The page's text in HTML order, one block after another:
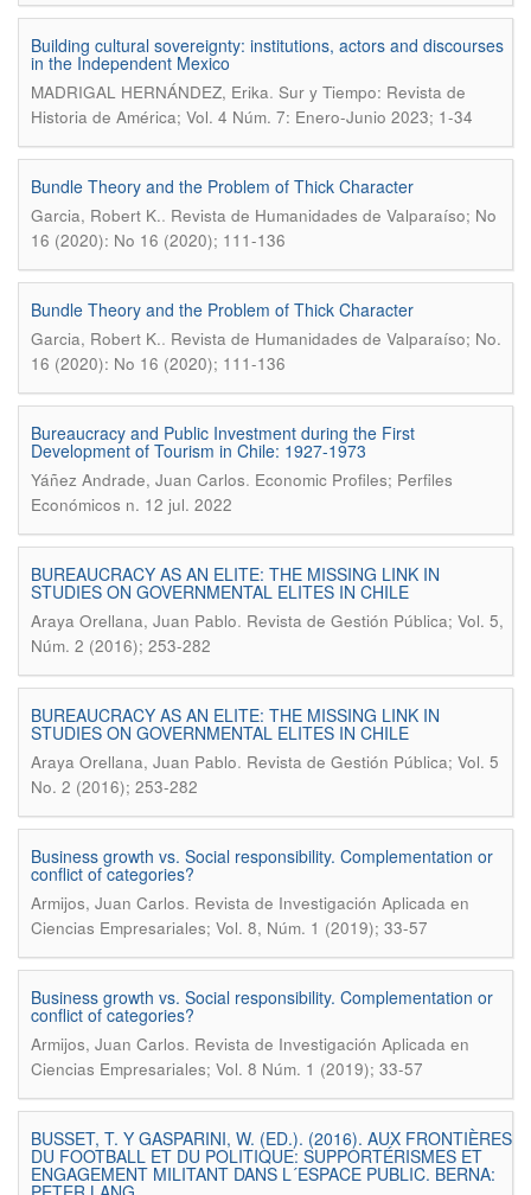
Building cultural sovereignty: institutions, actors and discourses
in the Independent Mexico
MADRIGAL HERNÁNDEZ, Erika. Sur y Tiempo: Revista de
Historia de América; Vol. 4 Núm. 7: Enero-Junio 2023; 1-34
Bundle Theory and the Problem of Thick Character
Garcia, Robert K.. Revista de Humanidades de Valparaíso; No
16 (2020): No 16 (2020); 111-136
Bundle Theory and the Problem of Thick Character
Garcia, Robert K.. Revista de Humanidades de Valparaíso; No.
16 (2020): No 16 (2020); 111-136
Bureaucracy and Public Investment during the First
Development of Tourism in Chile: 1927-1973
Yáñez Andrade, Juan Carlos. Economic Profiles; Perfiles
Económicos n. 12 jul. 2022
BUREAUCRACY AS AN ELITE: THE MISSING LINK IN
STUDIES ON GOVERNMENTAL ELITES IN CHILE
Araya Orellana, Juan Pablo. Revista de Gestión Pública; Vol. 5,
Núm. 2 (2016); 253-282
BUREAUCRACY AS AN ELITE: THE MISSING LINK IN
STUDIES ON GOVERNMENTAL ELITES IN CHILE
Araya Orellana, Juan Pablo. Revista de Gestión Pública; Vol. 5
No. 2 (2016); 253-282
Business growth vs. Social responsibility. Complementation or
conflict of categories?
Armijos, Juan Carlos. Revista de Investigación Aplicada en
Ciencias Empresariales; Vol. 8, Núm. 1 (2019); 33-57
Business growth vs. Social responsibility. Complementation or
conflict of categories?
Armijos, Juan Carlos. Revista de Investigación Aplicada en
Ciencias Empresariales; Vol. 8 Núm. 1 (2019); 33-57
BUSSET, T. Y GASPARINI, W. (ED.). (2016). AUX FRONTIÈRES
DU FOOTBALL ET DU POLITIQUE: SUPPORTÉRISMES ET
ENGAGEMENT MILITANT DANS L´ESPACE PUBLIC. BERNA: